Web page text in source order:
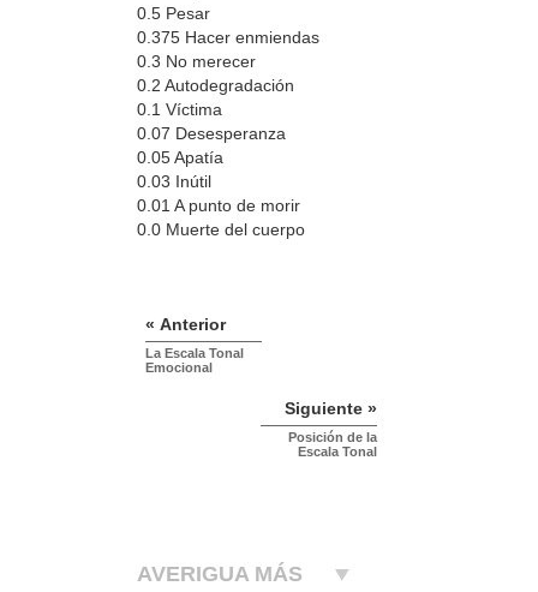
0.5 Pesar
0.375 Hacer enmiendas
0.3 No merecer
0.2 Autodegradación
0.1 Víctima
0.07 Desesperanza
0.05 Apatía
0.03 Inútil
0.01 A punto de morir
0.0 Muerte del cuerpo
« Anterior
La Escala Tonal
Emocional
Siguiente »
Posición de la
Escala Tonal
AVERIGUA MÁS